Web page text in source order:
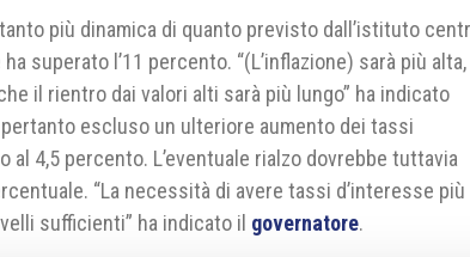
più dinamica di quanto previsto dall’istituto
superato l’11 percento. “(L’inflazione) sarà più
il rientro dai valori alti sarà più lungo” ha indicato
escluso un ulteriore aumento dei tassi
al 4,5 percento. L’eventuale rialzo dovrebbe tuttavia
“La necessità di avere tassi d’interesse più
sufficienti” ha indicato il governatore.